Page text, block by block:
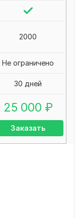
2000
Не ограничено
30 дней
25 000 ₽
Заказать